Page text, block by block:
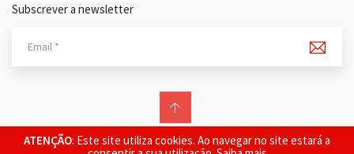
ATENÇÃO: Este site utiliza cookies. Ao navegar no site estará a
Subscrever a newsletter
© 2026 FPAS. Todos os direitos reservados.